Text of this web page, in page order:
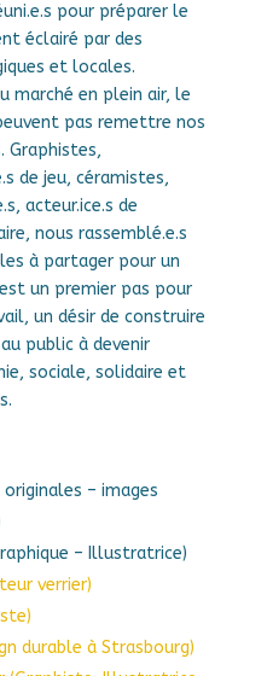
pour préparer le
éclairé par des
et locales.
marché en plein air, le
pas remettre nos
Graphistes,
de jeu, céramistes,
acteur.ice.s de
nous rassemblé.e.s
à partager pour un
un premier pas pour
un désir de construire
public à devenir
sociale, solidaire et
originales – images
– Illustratrice)
verrier)
durable à Strasbourg)